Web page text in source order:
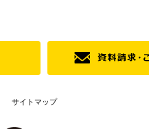
サイトマップ